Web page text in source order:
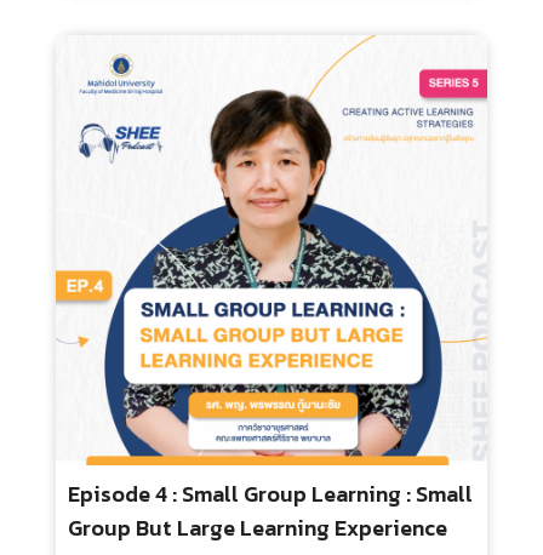
Episode 4 : Small Group Learning : Small
Group But Large Learning Experience